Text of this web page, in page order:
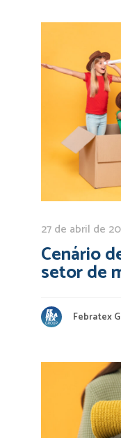
27 de abril de
Cenário
setor de
Febratex